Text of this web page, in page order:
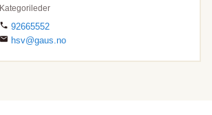
Kategorileder
92665552
hsv@gaus.no